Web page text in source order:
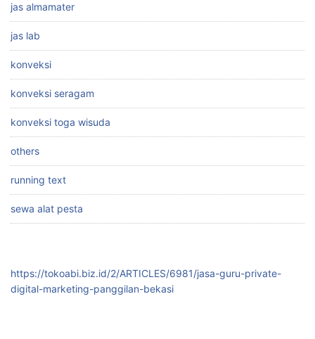
jas almamater
jas lab
konveksi
konveksi seragam
konveksi toga wisuda
others
running text
sewa alat pesta
https://tokoabi.biz.id/2/ARTICLES/6981/jasa-guru-private-
digital-marketing-panggilan-bekasi